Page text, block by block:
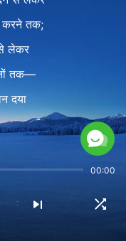
करने तक;
लेकर
तक—
दया
है।
सीधे चोट करता है;
मारते हैं,
हैं,
00:00